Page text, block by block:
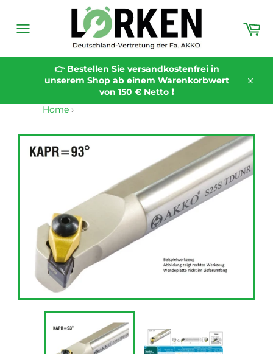
Inhalt
Seitennavigation
👉 Bestellen Sie versandkostenfrei in
unserem Shop ab einem Warenkorbwert
von 150 € Netto ❗️
Home ›